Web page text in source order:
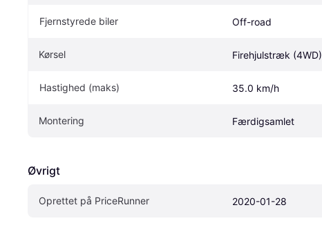
Fjernstyrede biler Off-road
Kørsel Firehjulstræk (4WD)
Hastighed (maks) 35.0 km/h
Montering Færdigsamlet
Øvrigt
Oprettet på PriceRunner 2020-01-28